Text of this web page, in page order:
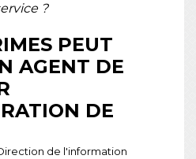
?
PEUT
AGENT DE
DE
de l'information